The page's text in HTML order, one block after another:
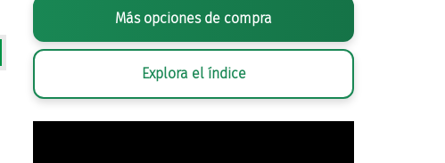
Más opciones de compra
Explora el índice